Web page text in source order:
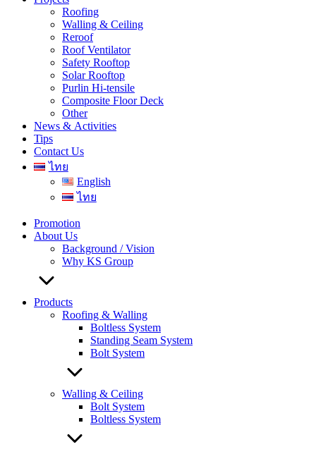
Roofing
Walling & Ceiling
Reroof
Roof Ventilator
Safety Rooftop
Solar Rooftop
Purlin Hi-tensile
Composite Floor Deck
Other
News & Activities
Tips
Contact Us
ไทย
English
ไทย
Promotion
About Us
Background / Vision
Why KS Group
Products
Roofing & Walling
Boltless System
Standing Seam System
Bolt System
Walling & Ceiling
Bolt System
Boltless System